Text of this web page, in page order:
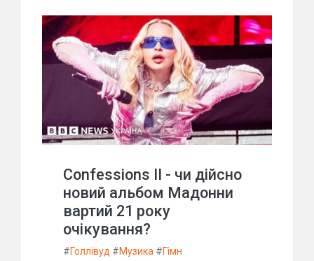
Confessions II - чи дійсно
новий альбом Мадонни
вартий 21 року
очікування?
#Голлівуд #Музика #Гімн